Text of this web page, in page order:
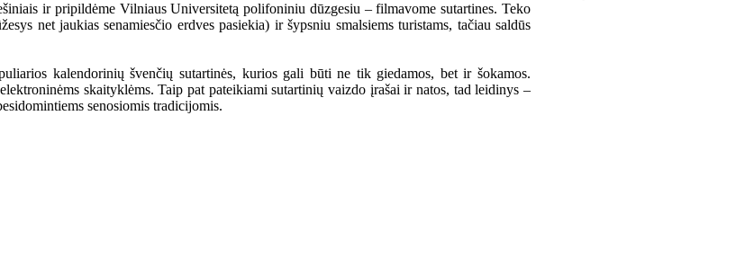
ir pripildėme Vilniaus Universitetą polifoniniu dūzgesiu – filmavome sutartines. Teko
net jaukias senamiesčio erdves pasiekia) ir šypsniu smalsiems turistams, tačiau saldūs
kalendorinių švenčių sutartinės, kurios gali būti ne tik giedamos, bet ir šokamos.
skaityklėms. Taip pat pateikiami sutartinių vaizdo įrašai ir natos, tad leidinys –
senosiomis tradicijomis.